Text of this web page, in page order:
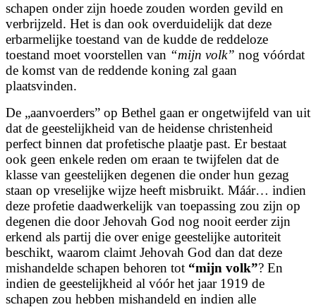
schapen onder zijn hoede zouden worden gevild en
verbrijzeld. Het is dan ook overduidelijk dat deze
erbarmelijke toestand van de kudde de reddeloze
toestand moet voorstellen van “mijn volk” nog vóórdat
de komst van de reddende koning zal gaan
plaatsvinden.
De „aanvoerders” op Bethel gaan er ongetwijfeld van uit
dat de geestelijkheid van de heidense christenheid
perfect binnen dat profetische plaatje past. Er bestaat
ook geen enkele reden om eraan te twijfelen dat de
klasse van geestelijken degenen die onder hun gezag
staan op vreselijke wijze heeft misbruikt. Máár… indien
deze profetie daadwerkelijk van toepassing zou zijn op
degenen die door Jehovah God nog nooit eerder zijn
erkend als partij die over enige geestelijke autoriteit
beschikt, waarom claimt Jehovah God dan dat deze
mishandelde schapen behoren tot “mijn volk”? En
indien de geestelijkheid al vóór het jaar 1919 de
schapen zou hebben mishandeld en indien alle